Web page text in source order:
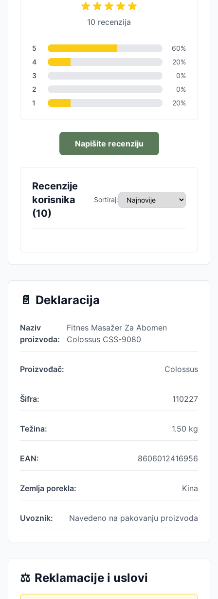
10 recenzija
5 60%
4
20%
3
0%
2
0%
1
20%
Napišite recenziju
Recenzije
korisnika
(10)
Sortiraj:
📄 Deklaracija
Naziv
proizvoda:
Fitnes Masažer Za Abomen
Colossus CSS-9080
Proizvođač: Colossus
Šifra: 110227
Težina: 1.50 kg
EAN: 8606012416956
Zemlja porekla: Kina
Uvoznik: Navedeno na pakovanju proizvoda
⚖️ Reklamacije i uslovi